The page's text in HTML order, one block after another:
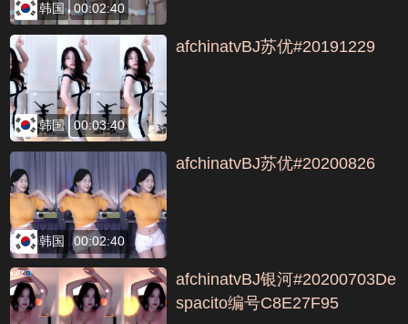
韩国 00:02:40
韩国 00:03:40
afchinatvBJ苏优#20191229
韩国 00:02:40
afchinatvBJ苏优#20200826
afchinatvBJ银河#20200703De
spacito编号C8E27F95